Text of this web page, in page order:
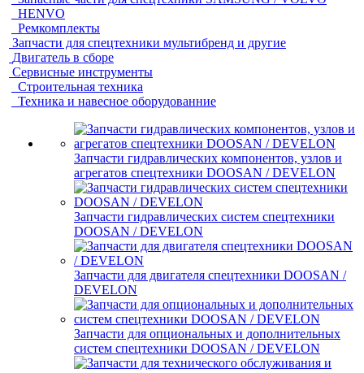
HENVO
Ремкомплекты
Запчасти для спецтехники мультибренд и другие
Двигатель в сборе
Сервисные инструменты
Строительная техника
Техника и навесное оборудованние
Запчасти гидравлических компонентов, узлов и
агрегатов спецтехники DOOSAN / DEVELON
Запчасти гидравлических систем спецтехники
DOOSAN / DEVELON
Запчасти для двигателя спецтехники DOOSAN /
DEVELON
Запчасти для опциональных и дополнительных
систем спецтехники DOOSAN / DEVELON